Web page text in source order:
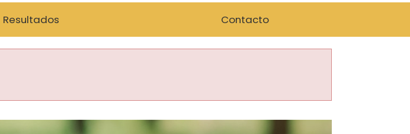
Resultados Contacto